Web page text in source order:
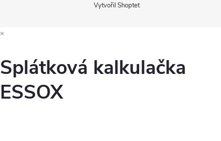
Vytvořil Shoptet
×
Splátková kalkulačka
ESSOX